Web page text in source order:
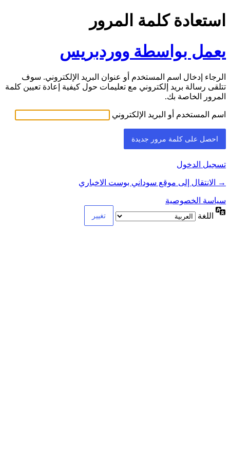
استعادة كلمة المرور
يعمل بواسطة ووردبريس
الرجاء إدخال اسم المستخدم أو عنوان البريد الإلكتروني. سوف
تتلقى رسالة بريد إلكتروني مع تعليمات حول كيفية إعادة تعيين كلمة
المرور الخاصة بك.
اسم المستخدم أو البريد الإلكتروني
تسجيل الدخول
→ الانتقال إلى موقع سوداني بوست الاخباري
سياسة الخصوصية
اللغة